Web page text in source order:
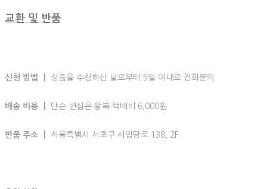
교환 및 반품
신청 방법 ㅣ 상품을 수령하신 날로부터 5일 이내로 전화문의
배송 비용 ㅣ 단순 변심은 왕복 택배비 6,000원
반품 주소 ㅣ 서울특별시 서초구 사임당로 138, 2F